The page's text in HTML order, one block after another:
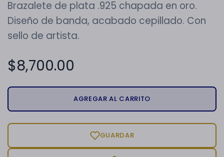
Brazalete de plata .925 chapada en oro.
Diseño de banda, acabado cepillado. Con
sello de artista.
$8,700.00
AGREGAR AL CARRITO
GUARDAR